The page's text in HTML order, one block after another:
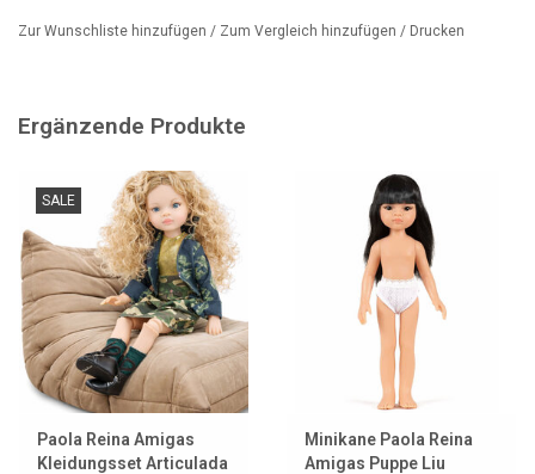
Zur Wunschliste hinzufügen / Zum Vergleich hinzufügen / Drucken
Ergänzende Produkte
SALE
Paola Reina Amigas
Kleidungsset Articulada
Minikane Paola Reina
Amigas Puppe Liu